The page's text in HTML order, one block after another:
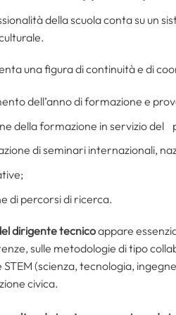
della scuola conta su un
una figura di continuità e di
dell’anno di formazione e
della formazione in servizio del
di seminari internazionali,
di percorsi di ricerca.
dirigente tecnicoappare
sulle metodologie di tipo
STEM (scienza, tecnologia,
civica.